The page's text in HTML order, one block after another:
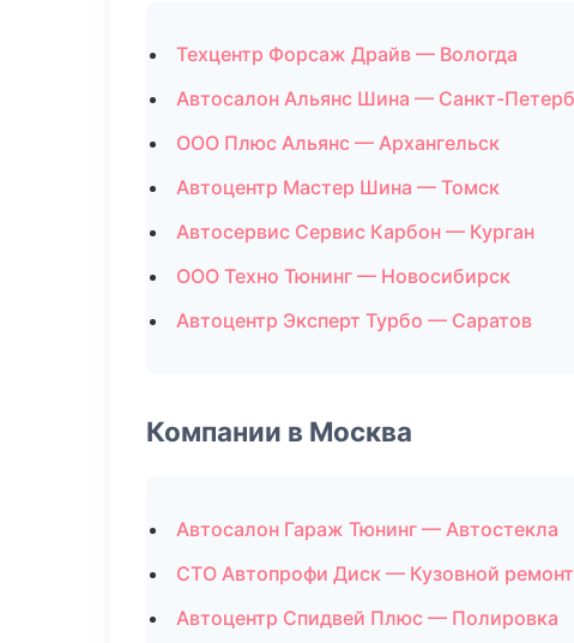
Техцентр Форсаж Драйв — Вологда
Автосалон Альянс Шина — Санкт-
ООО Плюс Альянс — Архангельск
Автоцентр Мастер Шина — Томск
Автосервис Сервис Карбон — Курган
ООО Техно Тюнинг — Новосибирск
Автоцентр Эксперт Турбо — Саратов
Компании в Москва
Автосалон Гараж Тюнинг — Автостекла
СТО Автопрофи Диск — Кузовной ремонт
Автоцентр Спидвей Плюс — Полировка